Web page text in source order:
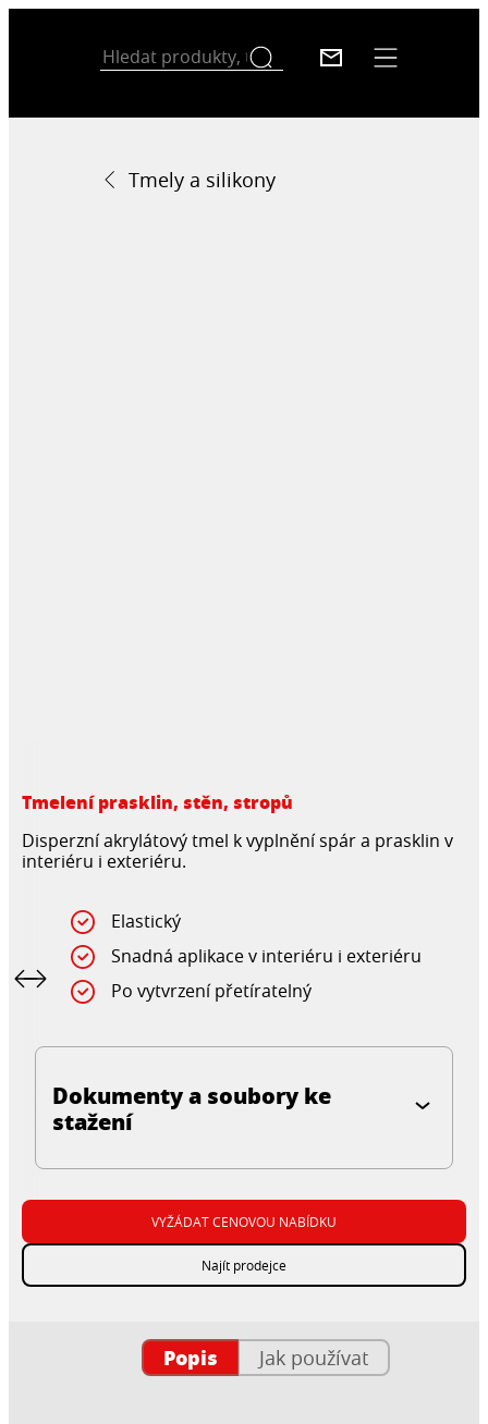
Tmely a silikony
Tmelení prasklin, stěn, stropů
Disperzní akrylátový tmel k vyplnění spár a prasklin v
interiéru i exteriéru.
Elastický
Snadná aplikace v interiéru i exteriéru
Po vytvrzení přetíratelný
Dokumenty a soubory ke
stažení
VYŽÁDAT CENOVOU NABÍDKU
Najít prodejce
Popis Jak používat